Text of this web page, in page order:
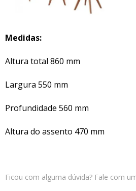
Medidas:
Altura total 860 mm
Largura 550 mm
Profundidade 560 mm
Altura do assento 470 mm
Ficou com alguma dúvida? Fale com